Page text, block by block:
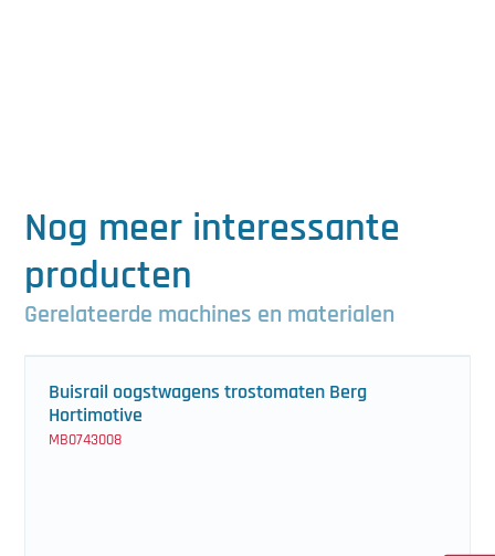
Nog meer interessante
producten
Gerelateerde machines en materialen
Buisrail oogstwagens trostomaten Berg
Hortimotive
MB0743008